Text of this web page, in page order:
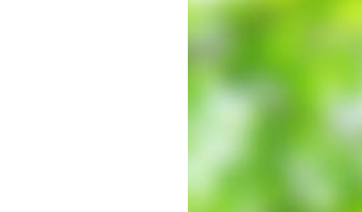
入学金・学費
入試関連よくある質問
入試イベント情報